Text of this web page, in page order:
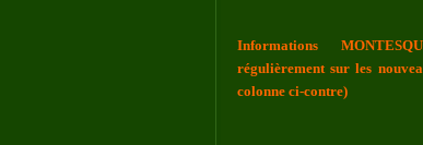
Informations
régulièrement sur les
colonne ci-contre)